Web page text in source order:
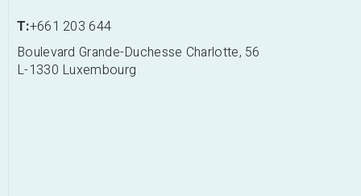
T:+661 203 644
Boulevard Grande-Duchesse Charlotte, 56
L-1330 Luxembourg